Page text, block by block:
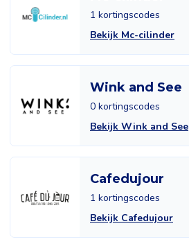
1 kortingscodes
Bekijk Mc-cilinder
Wink and See
0 kortingscodes
Bekijk Wink and See
Cafedujour
1 kortingscodes
Bekijk Cafedujour